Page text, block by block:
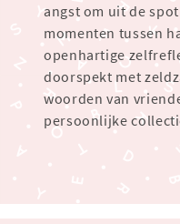
angst om uit de
momenten tussen
openhartige
doorspekt met
woorden van
persoonlijke